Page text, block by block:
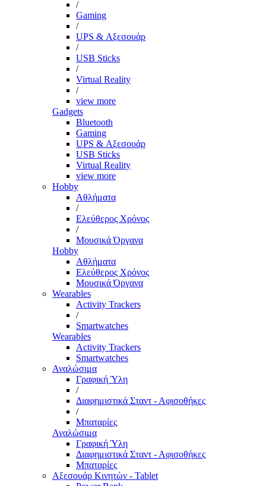
/
Gaming
/
UPS & Αξεσουάρ
/
USB Sticks
/
Virtual Reality
/
view more
Gadgets
Bluetooth
Gaming
UPS & Αξεσουάρ
USB Sticks
Virtual Reality
view more
Hobby
Αθλήματα
/
Ελεύθερος Χρόνος
/
Μουσικά Όργανα
Hobby
Αθλήματα
Ελεύθερος Χρόνος
Μουσικά Όργανα
Wearables
Activity Trackers
/
Smartwatches
Wearables
Activity Trackers
Smartwatches
Αναλώσιμα
Γραφική Ύλη
/
Διαφημιστικά Σταντ - Αφισοθήκες
/
Μπαταρίες
Αναλώσιμα
Γραφική Ύλη
Διαφημιστικά Σταντ - Αφισοθήκες
Μπαταρίες
Αξεσουάρ Κινητών - Tablet